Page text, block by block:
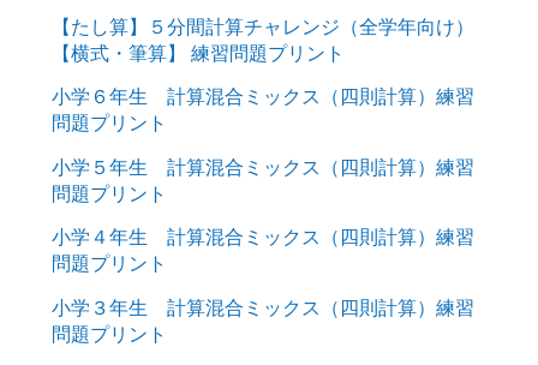
【たし算】５分間計算チャレンジ（全学年向け）
【横式・筆算】 練習問題プリント
小学６年生 計算混合ミックス（四則計算）練習
問題プリント
小学５年生 計算混合ミックス（四則計算）練習
問題プリント
小学４年生 計算混合ミックス（四則計算）練習
問題プリント
小学３年生 計算混合ミックス（四則計算）練習
問題プリント